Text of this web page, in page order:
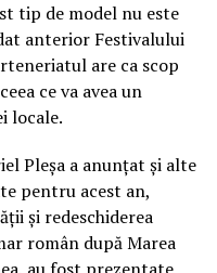
tip de model nu este
anterior Festivalului
are ca scop
ce va avea un
locale.
Pleșa a anunțat și alte
pentru acest an,
și redeschiderea
român după Marea